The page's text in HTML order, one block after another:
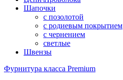
Шапочки
с позолотой
с родиевым покрытием
с чернением
светлые
Швензы
Фурнитура класса Premium